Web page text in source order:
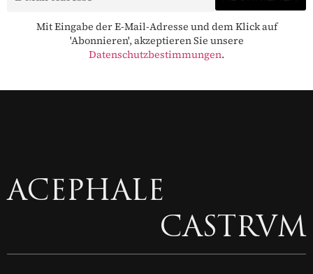
Mit Eingabe der E-Mail-Adresse und dem Klick auf
'Abonnieren', akzeptieren Sie unsere
Datenschutzbestimmungen.
ACEPHALE
CASTRVM